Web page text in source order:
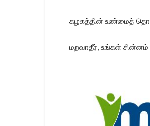
கழகத்தின் உண்மைத்
மறவாதீர், உங்கள் சின்னம்